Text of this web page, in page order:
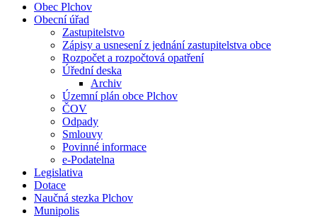
Obec Plchov
Obecní úřad
Zastupitelstvo
Zápisy a usnesení z jednání zastupitelstva obce
Rozpočet a rozpočtová opatření
Úřední deska
Archiv
Územní plán obce Plchov
ČOV
Odpady
Smlouvy
Povinné informace
e-Podatelna
Legislativa
Dotace
Naučná stezka Plchov
Munipolis